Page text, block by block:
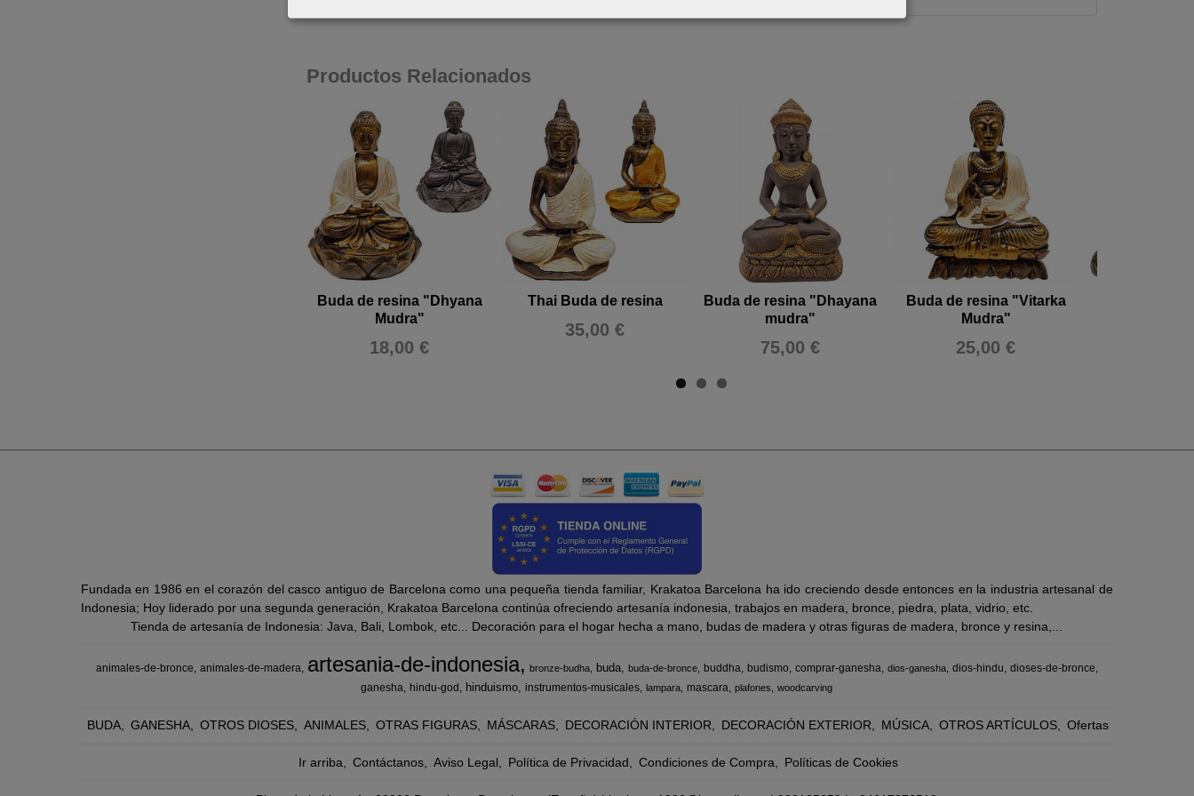
Productos Relacionados
Buda de resina "Dhyana
Mudra"
18,00 €
Thai Buda de resina
35,00 €
Buda de resina "Dhayana
mudra"
75,00 €
Buda de resina "Vitarka
Mudra"
25,00 €
Fundada en 1986 en el corazón del casco antiguo de Barcelona como una pequeña tienda familiar, Krakatoa Barcelona ha ido creciendo desde entonces en la industria artesanal de
Indonesia; Hoy liderado por una segunda generación, Krakatoa Barcelona continúa ofreciendo artesanía indonesia, trabajos en madera, bronce, piedra, plata, vidrio, etc.
Tienda de artesanía de Indonesia: Java, Bali, Lombok, etc... Decoración para el hogar hecha a mano, budas de madera y otras figuras de madera, bronce y resina,...
animales-de-bronce animales-de-madera artesania-de-indonesia bronze-budha buda buda-de-bronce buddha budismo comprar-ganesha dios-ganesha dios-hindu dioses-de-bronce
ganesha
hindu-god hinduismo instrumentos-musicales lampara mascara plafones woodcarving
BUDA GANESHA OTROS DIOSES ANIMALES OTRAS FIGURAS MÁSCARAS DECORACIÓN INTERIOR DECORACIÓN EXTERIOR MÚSICA OTROS ARTÍCULOS Ofertas
Ir arriba Contáctanos Aviso Legal Política de Privacidad Condiciones de Compra Políticas de Cookies